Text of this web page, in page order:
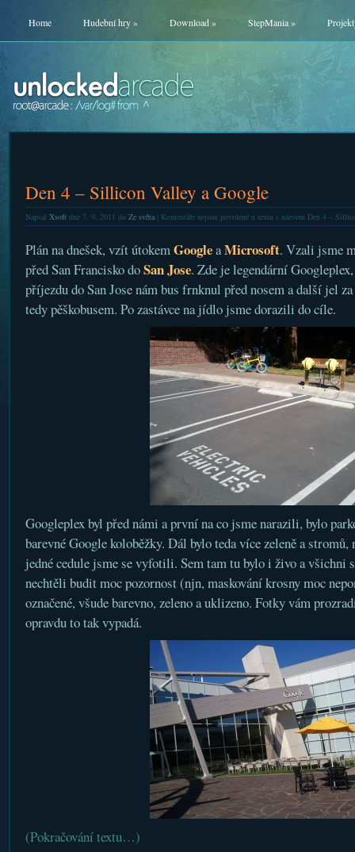
Home Hudební hry» Download» StepMania»
Den 4 – Sillicon Valley a Google
Napsal Xsoftdne 7. 9. 2011 do Ze světa| Komentáře nejsou povolenéu textu s názvem Den 4 –
Plán na dnešek, vzít útokemGoogleaMicrosoft. Vzali jsme
před San Francisko doSan Jose. Zde je legendární
příjezdu do San Jose nám bus frnknul před nosem a další jel
tedy pěškobusem. Po zastávce na jídlo jsme dorazili do cíle.
Googleplex byl před námi a první na co jsme narazili, bylo
barevné Google koloběžky. Dál bylo teda více zeleně a
jedné cedule jsme se vyfotili. Sem tam tu bylo i živo a všichni
nechtěli budit moc pozornost (njn, maskování krosny moc
označené, všude barevno, zeleno a uklizeno. Fotky vám
opravdu to tak vypadá.
(Pokračování textu…)